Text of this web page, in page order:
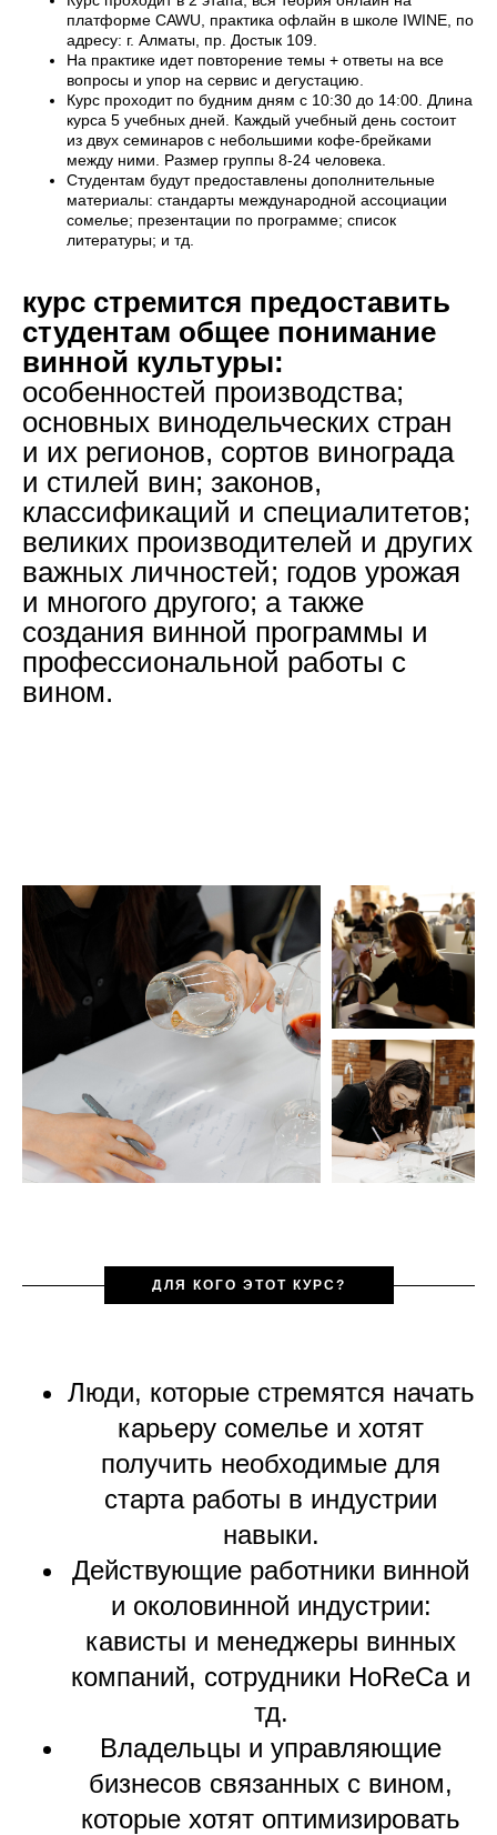
платформе CAWU, практика офлайн в школе IWINE, по
адресу: г. Алматы, пр. Достык 109.
На практике идет повторение темы + ответы на все
вопросы и упор на сервис и дегустацию.
Курс проходит по будним дням с 10:30 до 14:00. Длина
курса 5 учебных дней. Каждый учебный день состоит
из двух семинаров с небольшими кофе-брейками
между ними. Размер группы 8-24 человека.
Студентам будут предоставлены дополнительные
материалы: стандарты международной ассоциации
сомелье; презентации по программе; список
литературы; и тд.
курс стремится предоставить
студентам общее понимание
винной культуры:
особенностей производства;
основных винодельческих стран
и их регионов, сортов винограда
и стилей вин; законов,
классификаций и специалитетов;
великих производителей и других
важных личностей; годов урожая
и многого другого; а также
создания винной программы и
профессиональной работы с
вином.
ДЛЯ КОГО ЭТОТ КУРС?
Люди, которые стремятся начать
карьеру сомелье и хотят
получить необходимые для
старта работы в индустрии
навыки.
Действующие работники винной
и околовинной индустрии:
кависты и менеджеры винных
компаний, сотрудники HoReCa и
тд.
Владельцы и управляющие
бизнесов связанных с вином,
которые хотят оптимизировать